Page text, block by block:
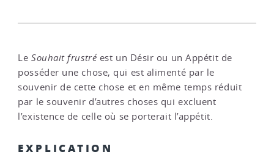
Le Souhait frustréest un Désir ou un Appétit de
posséder une chose, qui est alimenté par le
souvenir de cette chose et en même temps réduit
par le souvenir d’autres choses qui excluent
l’existence de celle où se porterait l’appétit.
EXPLICATION